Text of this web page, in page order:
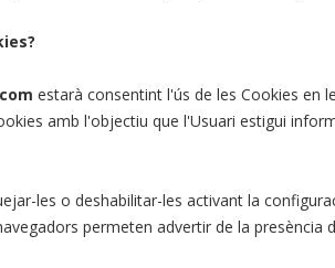
estarà consentint l'ús de les Cookies en
amb l'objectiu que l'Usuari estigui
les o deshabilitar-les activant la
permeten advertir de la